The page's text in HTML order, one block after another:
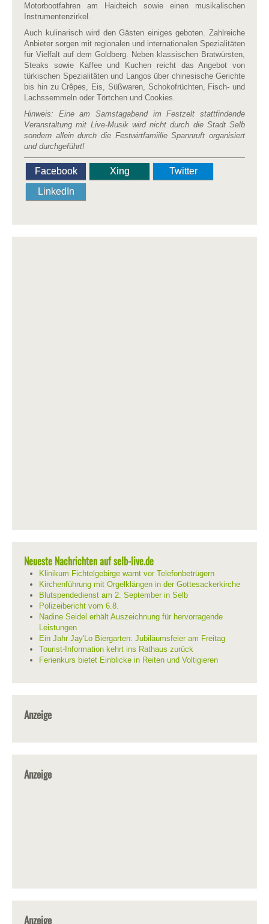
Motorbootfahren am Haidteich sowie einen musikalischen
Instrumentenzirkel.
Auch kulinarisch wird den Gästen einiges geboten. Zahlreiche
Anbieter sorgen mit regionalen und internationalen Spezialitäten
für Vielfalt auf dem Goldberg. Neben klassischen Bratwürsten,
Steaks sowie Kaffee und Kuchen reicht das Angebot von
türkischen Spezialitäten und Langos über chinesische Gerichte
bis hin zu Crêpes, Eis, Süßwaren, Schokofrüchten, Fisch- und
Lachssemmeln oder Törtchen und Cookies.
Hinweis: Eine am Samstagabend im Festzelt stattfindende
Veranstaltung mit Live-Musik wird nicht durch die Stadt Selb
sondern allein durch die Festwirtfamiilie Spannruft organisiert
und durchgeführt!
Facebook Xing
Twitter
LinkedIn
Neueste Nachrichten auf selb-live.de
Klinikum Fichtelgebirge warnt vor Telefonbetrügern
Kirchenführung mit Orgelklängen in der Gottesackerkirche
Blutspendedienst am 2. September in Selb
Polizeibericht vom 6.8.
Nadine Seidel erhält Auszeichnung für hervorragende
Leistungen
Ein Jahr Jay'Lo Biergarten: Jubiläumsfeier am Freitag
Tourist-Information kehrt ins Rathaus zurück
Ferienkurs bietet Einblicke in Reiten und Voltigieren
Anzeige
Anzeige
Anzeige